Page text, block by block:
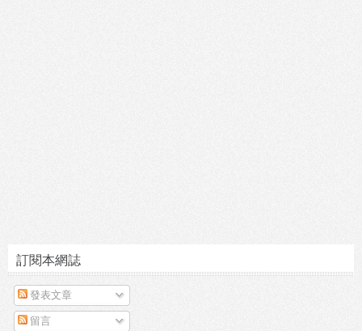
訂閱本網誌
發表文章
留言